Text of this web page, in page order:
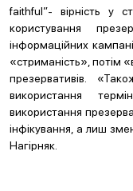
faithful”- вірність у
користування
інформаційних
«стриманість», потім
презервативів.
використання
використання
інфікування, а лиш
Нагірняк.